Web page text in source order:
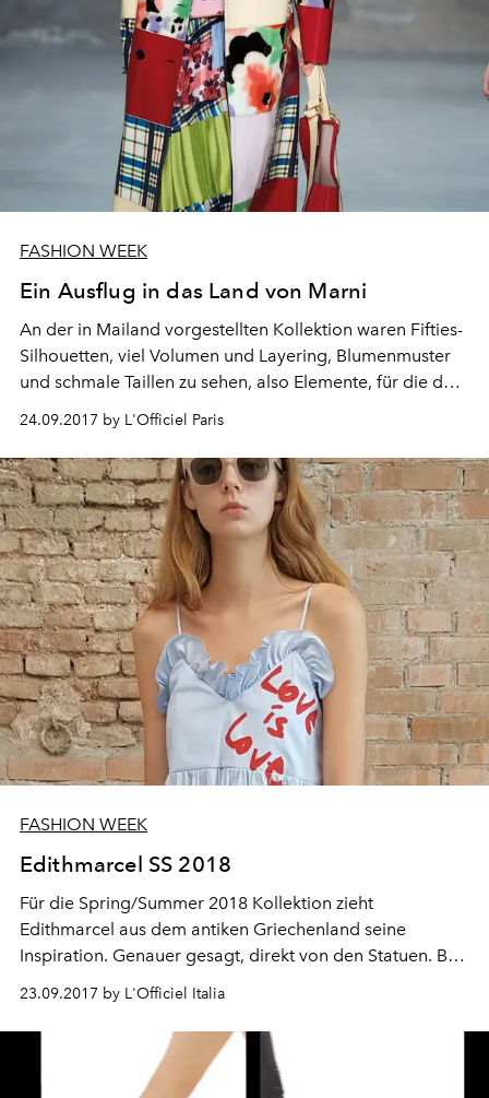
FASHION WEEK
Ein Ausflug in das Land von Marni
An der in Mailand vorgestellten Kollektion waren Fifties-
Silhouetten, viel Volumen und Layering, Blumenmuster
und schmale Taillen zu sehen, also Elemente, für die das
Modehaus ein Faible hat.
24.09.2017 by L'Officiel Paris
FASHION WEEK
Edithmarcel SS 2018
Für die Spring/Summer 2018 Kollektion zieht
Edithmarcel aus dem antiken Griechenland seine
Inspiration. Genauer gesagt, direkt von den Statuen. Bei
der Ausführungsform der Kleidungsstücke, wurden
Materialien verwendet, die an antike Tuniken erinnern.
Doch es gibt auch Raum für zeitgenössische T-Shirts mit
Druckgrafik und Graffiti verziert, in perfekter Balance
zwischen Vandalismus und Kunst in seiner reinsten Form.
23.09.2017 by L'Officiel Italia